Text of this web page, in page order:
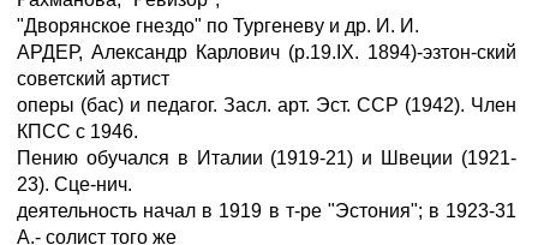
"Дворянское гнездо" по Тургеневу и др. И. И.
АРДЕР, Александр Карлович (р.19.IX. 1894)-эзтон-ский
советский артист
оперы (бас) и педагог. Засл. арт. Эст. ССР (1942). Член
КПСС с 1946.
Пению обучался в Италии (1919-21) и Швеции (1921-
23). Сце-нич.
деятельность начал в 1919 в т-ре "Эстония"; в 1923-31
А.- солист того же